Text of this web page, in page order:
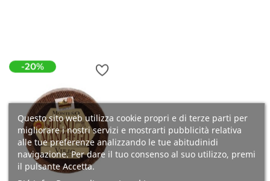
Questo sito web utilizza cookie propri e di terze parti per
migliorare i nostri servizi e mostrarti pubblicità relativa
alle tue preferenze analizzando le tue abitudinidi
navigazione. Per dare il tuo consenso al suo utilizzo, premi
il pulsante Accetta.
-20%